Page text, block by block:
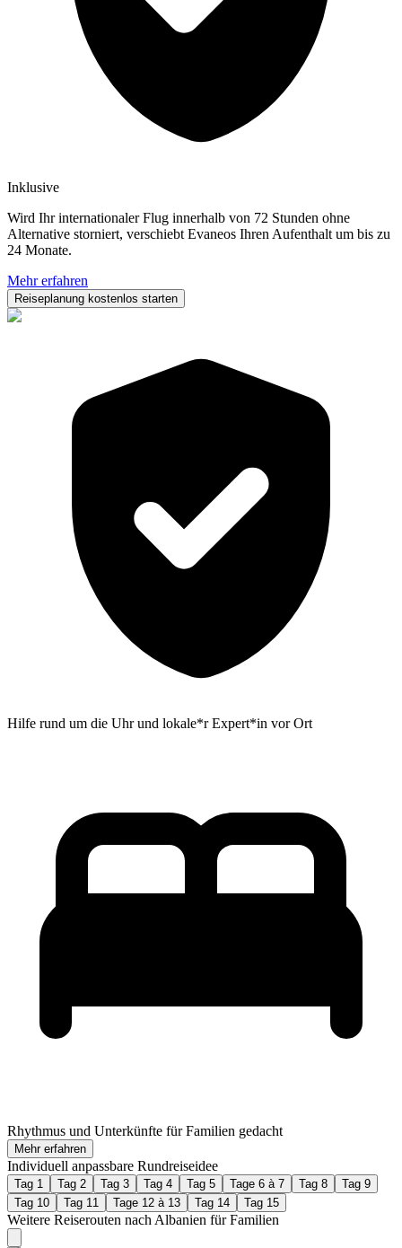
Inklusive
Wird Ihr internationaler Flug innerhalb von 72 Stunden ohne
Alternative storniert, verschiebt Evaneos Ihren Aufenthalt um bis zu
24 Monate.
Mehr erfahren
Reiseplanung kostenlos starten
Hilfe rund um die Uhr und lokale*r Expert*in vor Ort
Rhythmus und Unterkünfte für Familien gedacht
Mehr erfahren
Individuell anpassbare Rundreiseidee
Tag 1 Tag 2 Tag 3 Tag 4 Tag 5 Tage 6 à 7 Tag 8
Tag 9
Tag 10
Tag 11 Tage 12 à 13 Tag 14 Tag 15
Weitere Reiserouten nach Albanien für Familien